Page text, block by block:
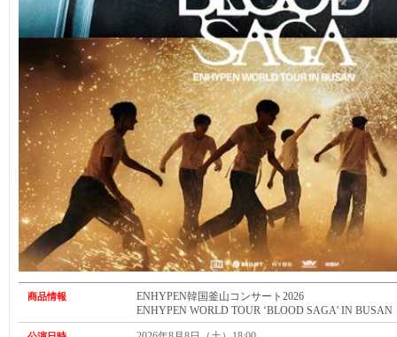
商品情報
ENHYPEN韓国釜山コンサート2026
ENHYPEN WORLD TOUR ‘BLOOD SAGA’ IN BUSAN